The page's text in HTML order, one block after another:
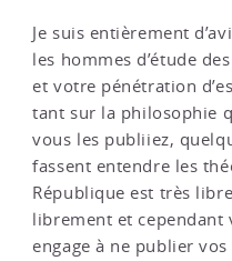
Je suis entièrement
les hommes d’étude
et votre pénétration
tant sur la philosophie
vous les publiiez,
fassent entendre les
République est très
librement et cependant
engage à ne publier